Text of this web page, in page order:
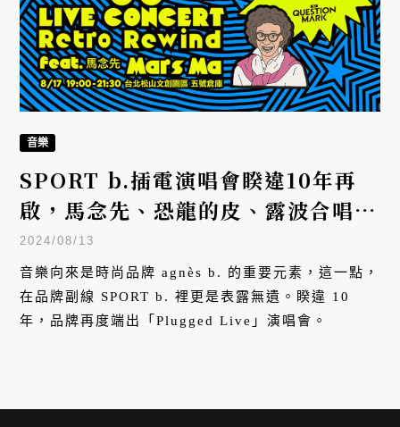
音樂
SPORT b.插電演唱會睽違10年再
啟，馬念先、恐龍的皮、露波合唱團
一同打造周末復古夜
2024/08/13
音樂向來是時尚品牌 agnès b. 的重要元素，這一點，
在品牌副線 SPORT b. 裡更是表露無遺。睽違 10
年，品牌再度端出「Plugged Live」演唱會。